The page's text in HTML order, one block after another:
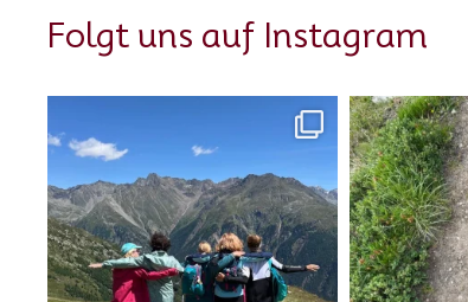
Folgt uns auf Instagram